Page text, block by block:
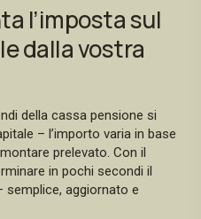
l’imposta sul
dalla vostra
della cassa pensione si
– l’importo varia in base
prelevato. Con il
in pochi secondi il
aggiornato e